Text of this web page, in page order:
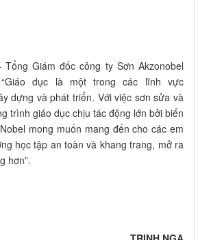
Tổng Giám đốc công ty Sơn Akzonobel
dục là một trong các lĩnh vực
dựng và phát triển. Với việc sơn sửa và
trình giáo dục chịu tác động lớn bởi biến
mong muốn mang đến cho các em
học tập an toàn và khang trang, mở ra
hơn”.